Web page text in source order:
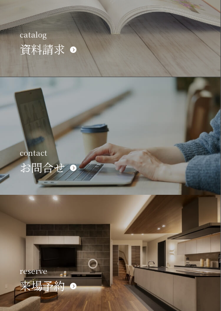
catalog
資料請求
contact
お問合せ
reserve
来場予約